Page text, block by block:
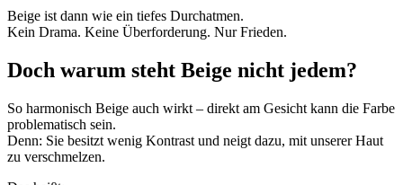
Beige ist dann wie ein tiefes Durchatmen.
Kein Drama. Keine Überforderung. Nur Frieden.
Doch warum steht Beige nicht jedem?
So harmonisch Beige auch wirkt – direkt am Gesicht kann die Farbe
problematisch sein.
Denn: Sie besitzt wenig Kontrast und neigt dazu, mit unserer Haut
zu verschmelzen.